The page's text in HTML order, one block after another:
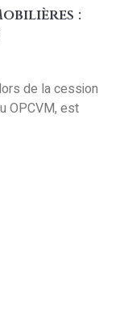
:
de la cession
OPCVM, est